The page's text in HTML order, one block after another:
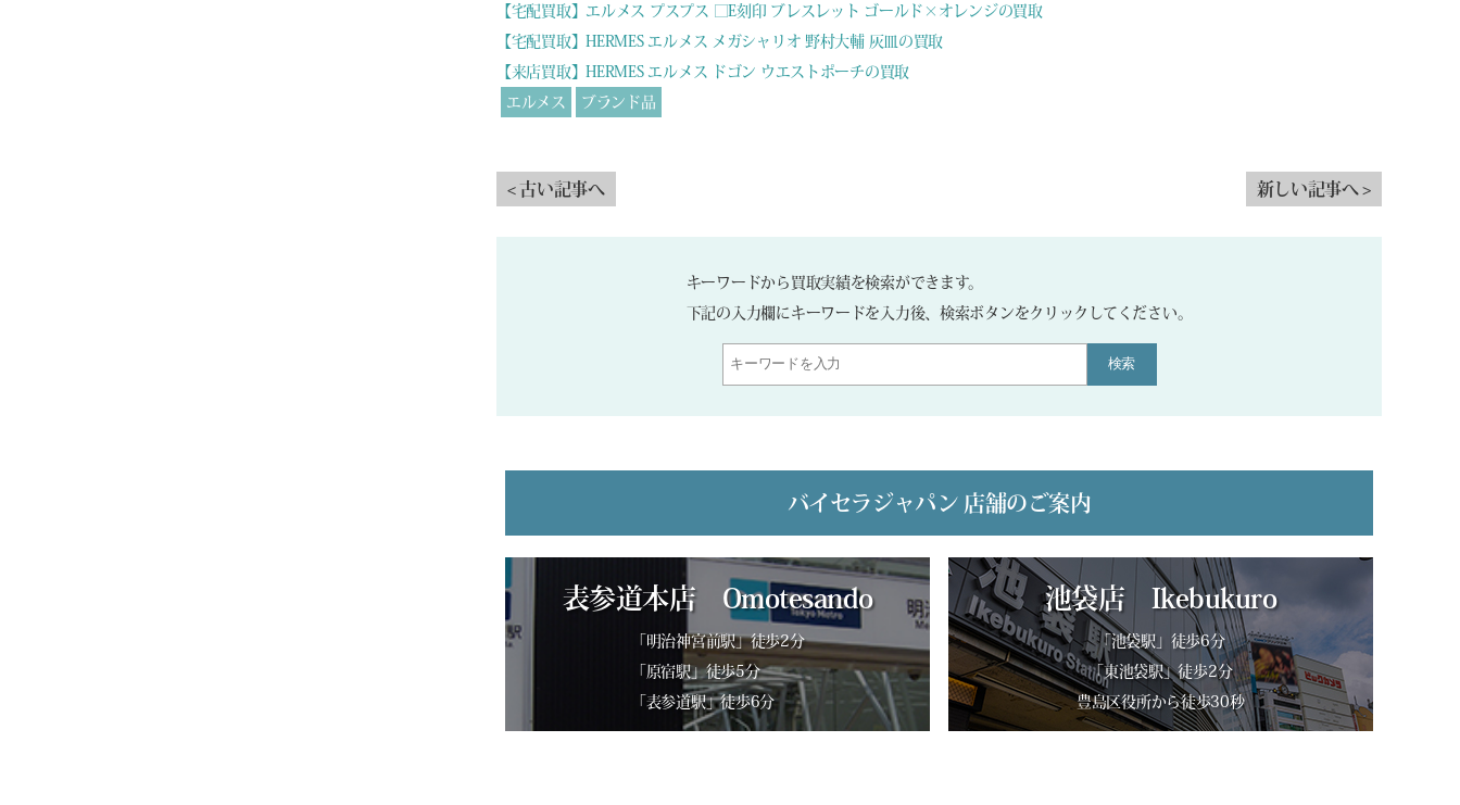
【宅配買取】エルメス プスプス □E刻印 ブレスレット ゴールド×オレンジの買取
【宅配買取】HERMES エルメス メガシャリオ 野村大輔 灰皿の買取
【来店買取】HERMES エルメス ドゴン ウエストポーチの買取
エルメス
ブランド品
< 古い記事へ 新しい記事へ >
キーワードから買取実績を検索ができます。
下記の入力欄にキーワードを入力後、検索ボタンをクリックしてください。
検索
バイセラジャパン 店舗のご案内
表参道本店 Omotesando
「明治神宮前駅」徒歩2分
「原宿駅」徒歩5分
「表参道駅」徒歩6分
池袋店 Ikebukuro
「池袋駅」徒歩6分
「東池袋駅」徒歩2分
豊島区役所から徒歩30秒